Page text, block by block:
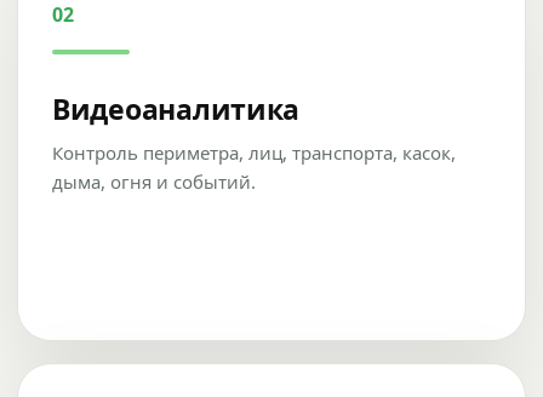
02
Видеоаналитика
Контроль периметра, лиц, транспорта, касок,
дыма, огня и событий.